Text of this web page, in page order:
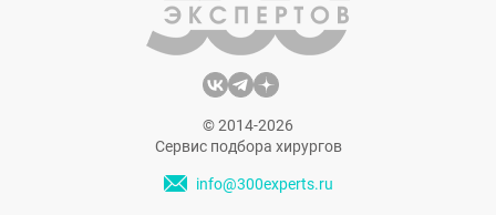
специалистом по омолаживающим
операциям Кудиновой Екатериной
Сергеевной – пластическим хирургом,
которому доверяют свое лицо
знаменитости.
© 2014-2026
Сервис подбора хирургов
info@300experts.ru